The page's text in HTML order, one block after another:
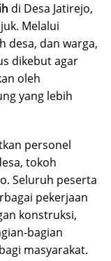
di Desa Jatirejo,
Melalui
desa, dan warga,
dikebut agar
oleh
yang lebih
personel
tokoh
Seluruh peserta
pekerjaan
konstruksi,
bagian
masyarakat.